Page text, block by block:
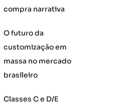
compra narrativa
O futuro da
customização em
massa no mercado
brasileiro
Classes C e D/E